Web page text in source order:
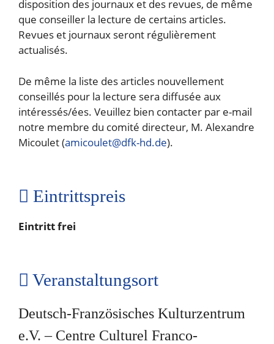
disposition des journaux et des revues, de même
que conseiller la lecture de certains articles.
Revues et journaux seront régulièrement
actualisés.
De même la liste des articles nouvellement
conseillés pour la lecture sera diffusée aux
intéressés/ées. Veuillez bien contacter par e-mail
notre membre du comité directeur, M. Alexandre
Micoulet (amicoulet@dfk-hd.de).
Eintrittspreis
Eintritt frei
Veranstaltungsort
Deutsch-Französisches Kulturzentrum
e.V. – Centre Culturel Franco-